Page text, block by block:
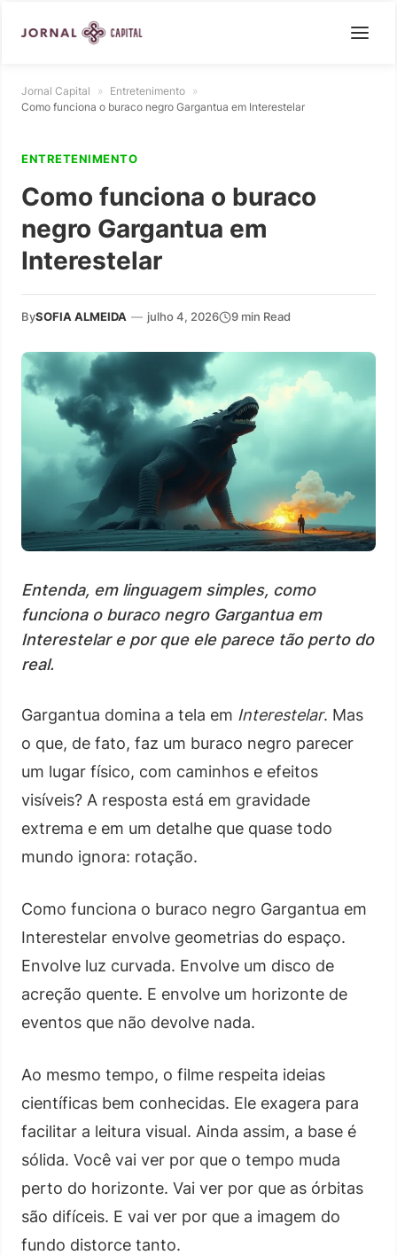
Jornal Capital » Entretenimento »
Como funciona o buraco negro Gargantua em Interestelar
ENTRETENIMENTO
Como funciona o buraco
negro Gargantua em
Interestelar
BySOFIA ALMEIDA — julho 4, 2026 9 min Read
Entenda, em linguagem simples, como
funciona o buraco negro Gargantua em
Interestelar e por que ele parece tão perto do
real.
Gargantua domina a tela em Interestelar. Mas
o que, de fato, faz um buraco negro parecer
um lugar físico, com caminhos e efeitos
visíveis? A resposta está em gravidade
extrema e em um detalhe que quase todo
mundo ignora: rotação.
Como funciona o buraco negro Gargantua em
Interestelar envolve geometrias do espaço.
Envolve luz curvada. Envolve um disco de
acreção quente. E envolve um horizonte de
eventos que não devolve nada.
Ao mesmo tempo, o filme respeita ideias
científicas bem conhecidas. Ele exagera para
facilitar a leitura visual. Ainda assim, a base é
sólida. Você vai ver por que o tempo muda
perto do horizonte. Vai ver por que as órbitas
são difíceis. E vai ver por que a imagem do
fundo distorce tanto.